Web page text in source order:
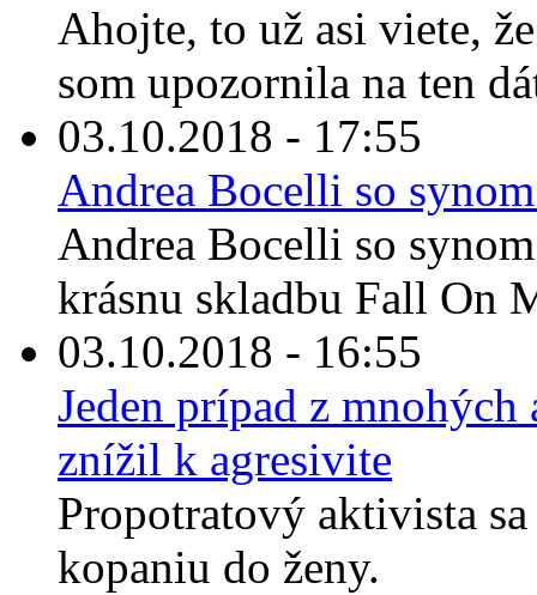
Ahojte, to už asi viete,
som upozornila na ten
03.10.2018 - 17:55
Andrea Bocelli so
Andrea Bocelli so
krásnu skladbu Fall On
03.10.2018 - 16:55
Jeden prípad z
znížil k agresivite
Propotratový aktivista
kopaniu do ženy.